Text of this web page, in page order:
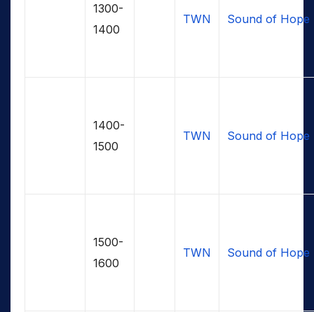
1300-
1400
TWN Sound of Hope
1400-
1500
TWN Sound of Hope
1500-
1600
TWN Sound of Hope